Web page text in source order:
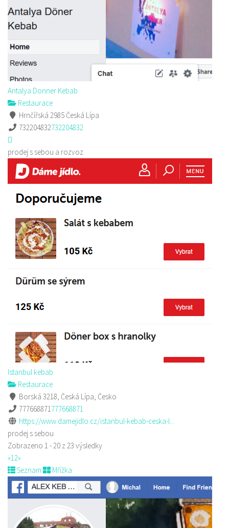
Antalya Donner Kebab
Restaurace
Hrnčířská 2985 Česká Lípa
732204832732204832
prodej s sebou a rozvoz
Istanbul kebab
Restaurace
Borská 3218, Česká Lípa, Česko
777668871777668871
https://www.damejidlo.cz/istanbul-kebab-ceska-l...
prodej s sebou
Zobrazeno 1 - 20 z 23 výsledky
«12»
Seznam
Mřížka